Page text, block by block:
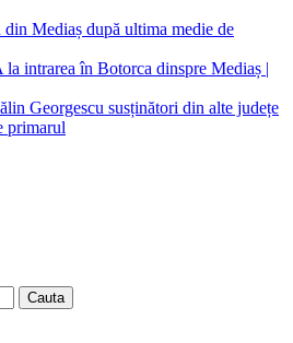
din Mediaș după ultima medie de
intrarea în Botorca dinspre Mediaș |
Georgescu susținători din alte județe
primarul